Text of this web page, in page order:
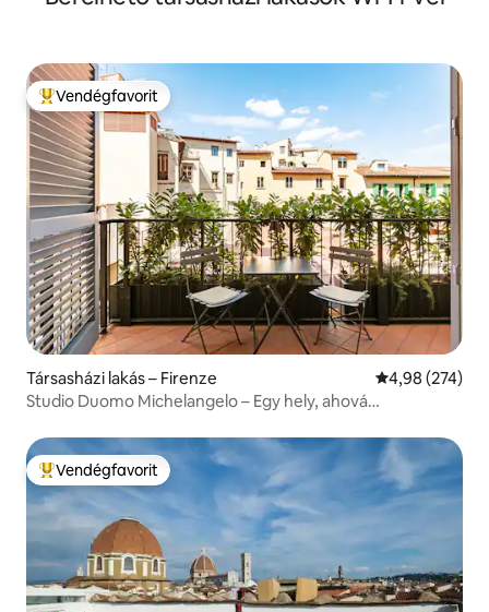
Kiemelt vendégfavorit
Vendégfavorit
Társasházi lakás – Firenze Átlagos
4,98 (274)
Studio Duomo Michelangelo – Egy hely, ahová
Kiemelt vendégfavorit
Vendégfavorit